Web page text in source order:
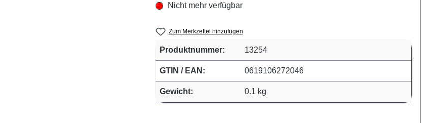
Nicht mehr verfügbar
Zum Merkzettel hinzufügen
Produktnummer: 13254
GTIN / EAN: 0619106272046
Gewicht: 0.1 kg